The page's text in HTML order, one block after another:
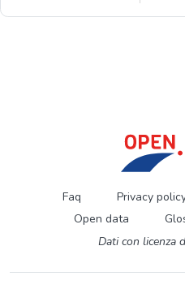
Faq Privacy
Open data
Dati con licenza